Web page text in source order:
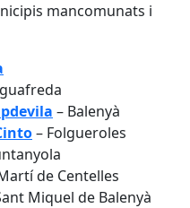
mancomunats i
– Balenyà
– Folgueroles
de Centelles
Miquel de Balenyà